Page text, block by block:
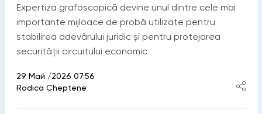
Expertiza grafoscopică devine unul dintre cele mai
importante mijloace de probă utilizate pentru
stabilirea adevărului juridic și pentru protejarea
securității circuitului economic
29 Май /2026 07:56
Rodica Cheptene